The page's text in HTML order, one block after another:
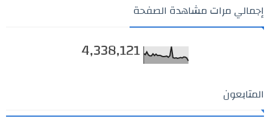
إجمالي مرات مشاهدة الصفحة
4,338,121
المتابعون